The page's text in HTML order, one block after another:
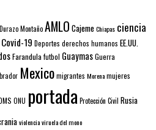
MontañoAMLO CajemeChiapas ciencia
Covid-19 Deportes derechos humanos EE.UU.
Farandulafutbol GuaymasGuerra
Mexicomigrantes Morenamujeres
ONU portada Protección Civil Rusia
violenciaviruela del mono